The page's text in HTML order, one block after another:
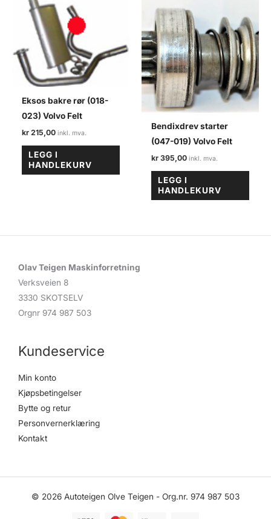
Eksos bakre rør (018-
023) Volvo Felt
kr 215,00
LEGG I
HANDLEKURV
Bendixdrev starter
(047-019) Volvo Felt
kr 395,00
LEGG I
HANDLEKURV
Olav Teigen Maskinforretning
Verksveien 8
3330 SKOTSELV
Orgnr 974 987 503
Kundeservice
Min konto
Kjøpsbetingelser
Bytte og retur
Personvernerklæring
Kontakt
© 2026 Autoteigen Olve Teigen - Org.nr. 974 987 503